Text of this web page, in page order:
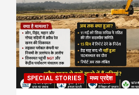
SPECIAL STORIES मध्य प्रदेश